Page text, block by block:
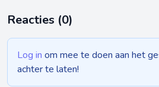
Reacties (0)
Log in om mee te doen aan het
achter te laten!